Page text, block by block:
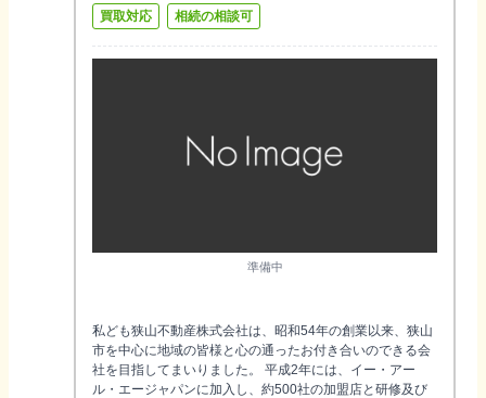
買取対応 相続の相談可
準備中
私ども狭山不動産株式会社は、昭和54年の創業以来、狭山
市を中心に地域の皆様と心の通ったお付き合いのできる会
社を目指してまいりました。 平成2年には、イー・アー
ル・エージャパンに加入し、約500社の加盟店と研修及び